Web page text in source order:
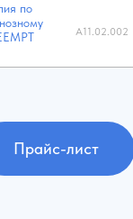
по
А11.02.002
Прайс-лист